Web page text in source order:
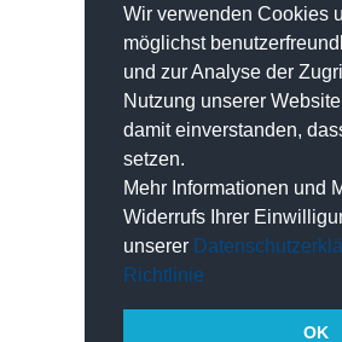
Wir verwenden Cookies
möglichst
und zur Analyse der
Nutzung unserer
damit einverstanden,
setzen.
Mehr Informationen und
Widerrufs Ihrer
unserer
Richtlinie
OK